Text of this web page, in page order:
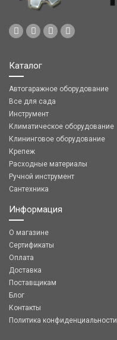
Каталог
Автогаражное оборудование
Все для сада
Инструмент
Климатическое оборудование
Клининговое оборудование
Крепеж
Расходные материалы
Ручной инструмент
Сантехника
Информация
О магазине
Сертификаты
Оплата
Доставка
Поставщикам
Блог
Контакты
Политика конфиденциальности